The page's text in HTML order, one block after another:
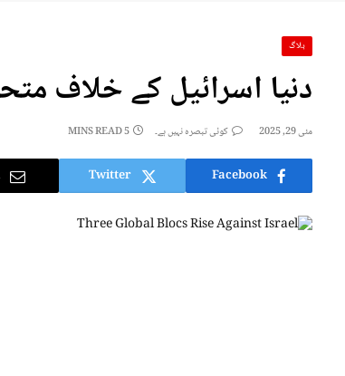
بلاگ
دنیا اسرائیل کے خلاف
مئی 29, 2025 کوئی تبصرہ نہیں ہے۔ 5 MINS READ
Facebook
Twitter